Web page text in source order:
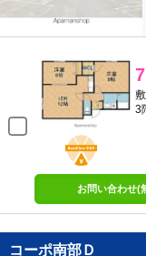
7
3
BunChinPAY
お問い合わせ(
コーポ南部Ｄ